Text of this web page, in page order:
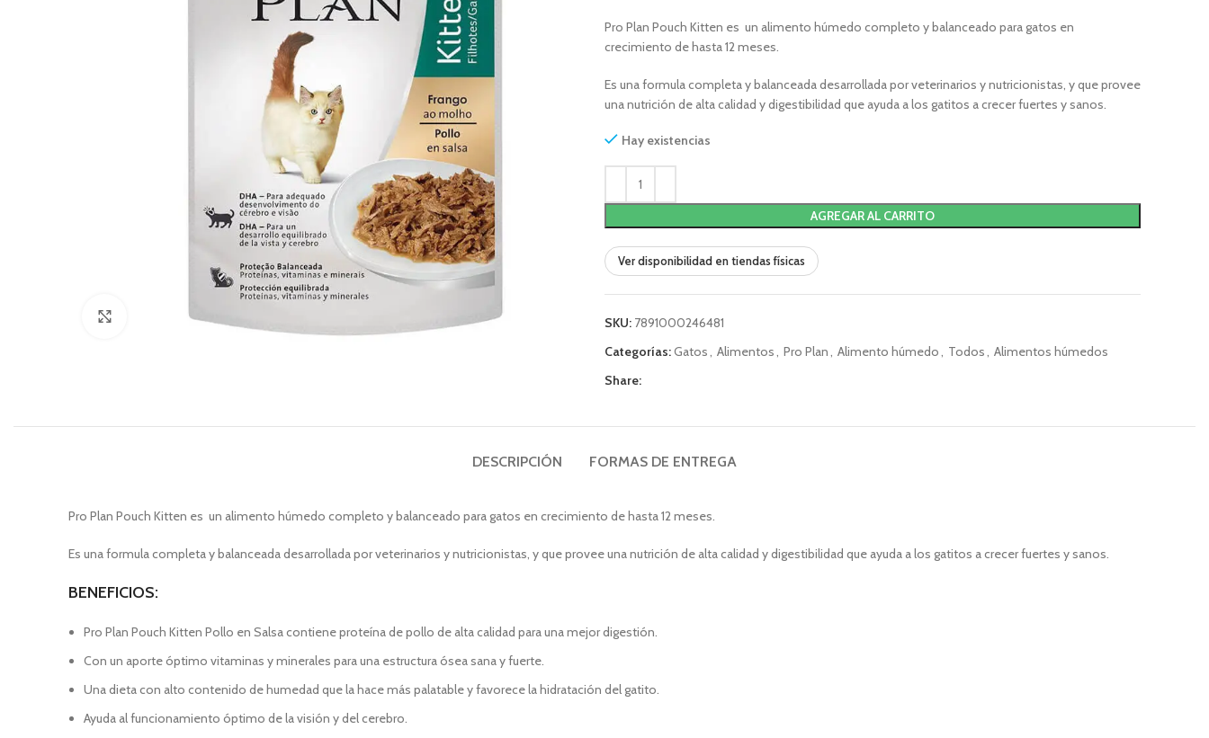
Click to enlarge
Pro Plan Pouch Kitten es un alimento húmedo completo y balanceado para gatos en
crecimiento de hasta 12 meses.
Es una formula completa y balanceada desarrollada por veterinarios y nutricionistas, y que provee
una nutrición de alta calidad y digestibilidad que ayuda a los gatitos a crecer fuertes y sanos.
Hay existencias
AGREGAR AL CARRITO
Ver disponibilidad en tiendas físicas
SKU: 7891000246481
Categorías:Gatos, Alimentos, Pro Plan, Alimento húmedo, Todos, Alimentos húmedos
Share:
DESCRIPCIÓN FORMAS DE ENTREGA
Pro Plan Pouch Kitten es un alimento húmedo completo y balanceado para gatos en crecimiento de hasta 12 meses.
Es una formula completa y balanceada desarrollada por veterinarios y nutricionistas, y que provee una nutrición de alta calidad y digestibilidad que ayuda a los gatitos a crecer fuertes y sanos.
BENEFICIOS:
Pro Plan Pouch Kitten Pollo en Salsa contiene proteína de pollo de alta calidad para una mejor digestión.
Con un aporte óptimo vitaminas y minerales para una estructura ósea sana y fuerte.
Una dieta con alto contenido de humedad que la hace más palatable y favorece la hidratación del gatito.
Ayuda al funcionamiento óptimo de la visión y del cerebro.